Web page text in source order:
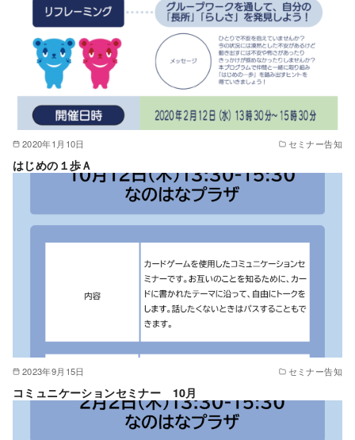
2020年1月10日 セミナー告知
はじめの１歩Ａ
2023年9月15日 セミナー告知
コミュニケーションセミナー 10月